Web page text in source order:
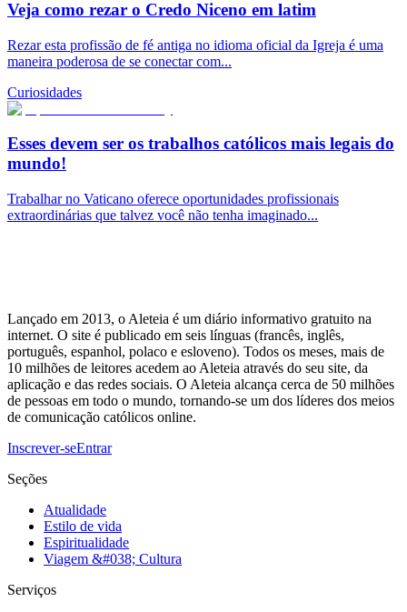
Veja como rezar o Credo Niceno em latim
Rezar esta profissão de fé antiga no idioma oficial da Igreja é uma
maneira poderosa de se conectar com...
Curiosidades
Esses devem ser os trabalhos católicos mais legais do
mundo!
Trabalhar no Vaticano oferece oportunidades profissionais
extraordinárias que talvez você não tenha imaginado...
Lançado em 2013, o Aleteia é um diário informativo gratuito na
internet. O site é publicado em seis línguas (francês, inglês,
português, espanhol, polaco e esloveno). Todos os meses, mais de
10 milhões de leitores acedem ao Aleteia através do seu site, da
aplicação e das redes sociais. O Aleteia alcança cerca de 50 milhões
de pessoas em todo o mundo, tornando-se um dos líderes dos meios
de comunicação católicos online.
Inscrever-seEntrar
Seções
Atualidade
Estilo de vida
Espiritualidade
Viagem &#038; Cultura
Serviços